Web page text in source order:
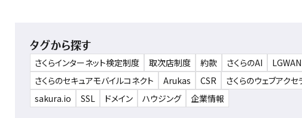
タグから探す
さくらインターネット検定制度 取次店制度 約款 さくらのAI LGWAN
さくらのセキュアモバイルコネクト
Arukas CSR さくらのウェブアクセ
sakura.io
SSL ドメイン ハウジング 企業情報